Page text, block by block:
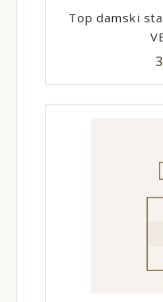
Top damski